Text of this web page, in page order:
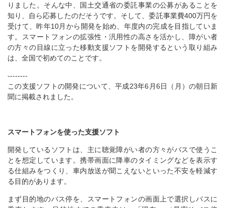
りました。そんな中、国土交通省の委託事業の公募があることを
知り、自ら応募したのだそうです。そして、委託事業費400万円を
受けて、昨年10月から開発を始め、年度内の完成を目指していま
す。スマートフォンの拡張性・汎用性の高さを活かし、障がい者
の方々の目線に立った移動支援ソフトを開発するという取り組み
は、全国で初めてのことです。
--------
この支援ソフトの開発について、平成23年6月6日（月）の朝日新
聞に掲載されました。
スマートフォンを使った支援ソフト
開発しているソフトは、主に聴覚障がい者の方々がバスで使うこ
とを想定しています。携帯画面に降車のタイミングなどを表示す
る仕組みをつくり、車内放送が聞こえないといった不安を軽減す
る目的があります。
まず目的地のバス停を、スマートフォンの画面上で選択しバスに